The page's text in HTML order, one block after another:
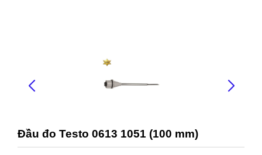
Đầu đo Testo 0613 1051 (100 mm)